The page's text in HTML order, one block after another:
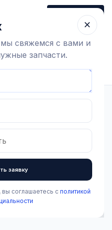
Заказать звонок
milk s.r.l.
×
свяжемся с вами и
запчасти.
заявку
вы соглашаетесь с политикой